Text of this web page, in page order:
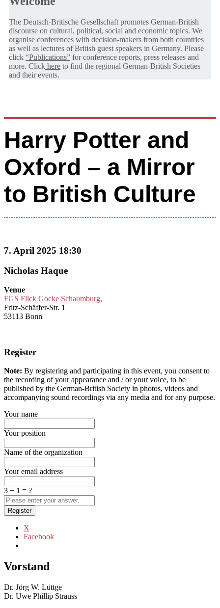
The Deutsch-Britische Gesellschaft promotes German-British
discourse on cultural, political, social and economic topics. We
organise conferences with decision-makers from both countries
as well as lectures of British guest speakers in Germany. Please
click “Publications” for conference reports, press releases and
more. Click here to find the regional German-British Societies
and their events.
Harry Potter and
Oxford – a Mirror
to British Culture
7. April 2025 18:30
Nicholas Haque
Venue
FGS Flick Gocke Schaumburg,
Fritz-Schäffer-Str. 1
53113 Bonn
Register
Note: By registering and participating in this event, you consent to
the recording of your appearance and / or your voice, to be
published by the German-British Society in photos, videos and
accompanying sound recordings via any media and for any purpose.
Your name
Your position
Name of the organization
Your email address
3 + 1 = ?
Register
X
Facebook
Vorstand
Dr. Jörg W. Lüttge
Dr. Uwe Phillip Strauss